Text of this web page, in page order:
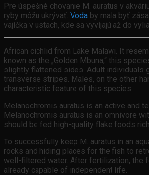
Pre úspešné chovanie M. auratus v
ryby môžu ukrývať. Voda by mala byť
vajíčka v ústach, kde sa vyvíjajú až do
African cichlid from Lake Malawi. It
known as the „Golden Mbuna,“ this
slightly flattened sides. Adult individuals
transverse stripes. Males, on the other
characteristic feature of this species.
Melanochromis auratus is an active and
Melanochromis auratus is an omnivore
should be fed high-quality flake foods
To successfully keep M. auratus in an
rocks and hiding places for the fish to
well-filtered water. After fertilization, the
already capable of independent life.